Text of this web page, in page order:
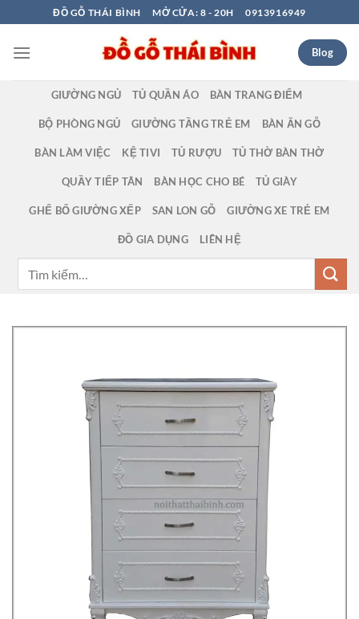
qua
nội
ĐỒ GỖ THÁI BÌNH MỞ CỬA: 8 - 20H 0913916949
Blog
GIƯỜNG NGỦ TỦ QUẦN ÁO BÀN TRANG ĐIỂM
BỘ PHÒNG NGỦ GIƯỜNG TẦNG TRẺ EM BÀN ĂN GỖ
BÀN LÀM VIỆC KỆ TIVI TỦ RƯỢU TỦ THỜ BÀN THỜ
QUẦY TIẾP TÂN BÀN HỌC CHO BÉ TỦ GIÀY
GHẾ BỐ GIƯỜNG XẾP SAN LON GỖ GIƯỜNG XE TRẺ EM
ĐỒ GIA DỤNG LIÊN HỆ